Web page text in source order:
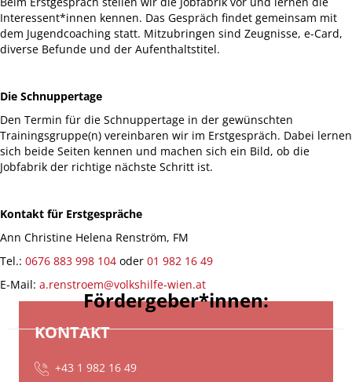
Interessent*innen kennen. Das Gespräch findet gemeinsam mit
dem Jugendcoaching statt. Mitzubringen sind Zeugnisse, e-Card,
diverse Befunde und der Aufenthaltstitel.
Die Schnuppertage
Den Termin für die Schnuppertage in der gewünschten
Trainingsgruppe(n) vereinbaren wir im Erstgespräch. Dabei lernen
sich beide Seiten kennen und machen sich ein Bild, ob die
Jobfabrik der richtige nächste Schritt ist.
Kontakt für Erstgespräche
Ann Christine Helena Renström, FM
Tel.: 0676 883 998 104 oder 01 982 16 49
E-Mail: a.renstroem@volkshilfe-wien.at
KONTAKT
+43 1 982 16 49
Fördergeber*innen: